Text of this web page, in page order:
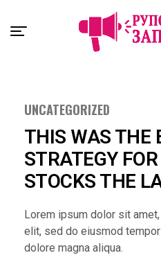
UNCATEGORIZED
THIS WAS THE
STRATEGY
STOCKS THE
Lorem ipsum dolor sit
elit, sed do eiusmod
dolore magna aliqua.
Exit